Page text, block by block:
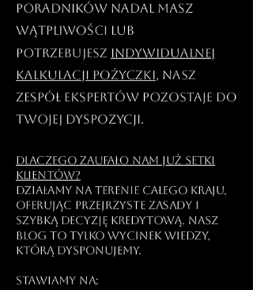
poradników nadal masz
wątpliwości lub
potrzebujesz indywidualnej
kalkulacji pożyczki, nasz
zespół ekspertów pozostaje do
Twojej dyspozycji.
Dlaczego zaufało nam już setki
klientów?
Działamy na terenie całego kraju,
oferując przejrzyste zasady i
szybką decyzję kredytową. Nasz
blog to tylko wycinek wiedzy,
którą dysponujemy.
Stawiamy na: